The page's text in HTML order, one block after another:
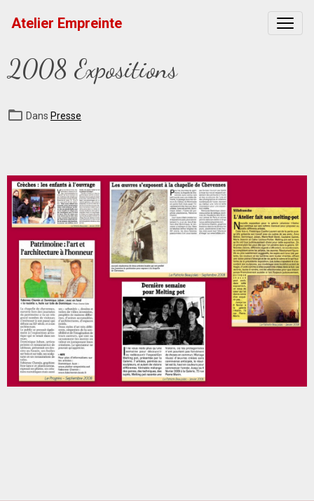
Atelier Empreinte
2008 Expositions
Dans Presse